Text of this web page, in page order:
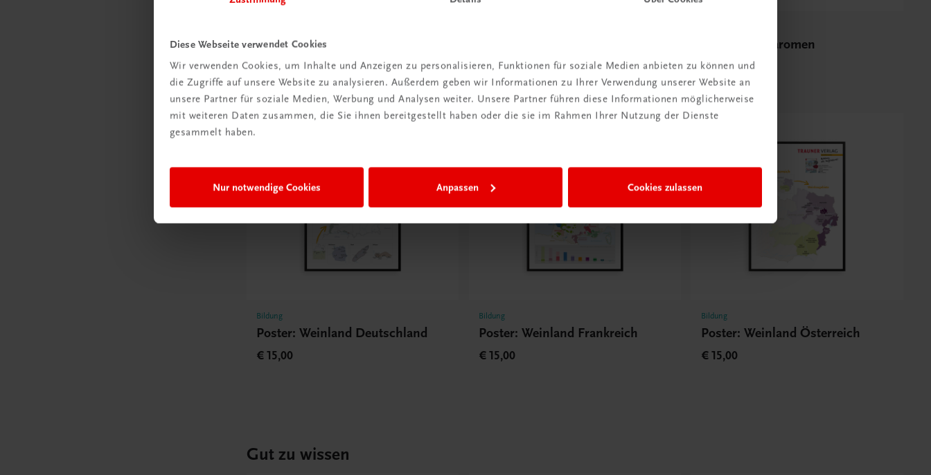
Diese Webseite verwendet Cookies
Wir verwenden Cookies, um Inhalte und Anzeigen zu personalisieren, Funktionen für soziale Medien anbieten zu können und
die Zugriffe auf unsere Website zu analysieren. Außerdem geben wir Informationen zu Ihrer Verwendung unserer Website an
unsere Partner für soziale Medien, Werbung und Analysen weiter. Unsere Partner führen diese Informationen möglicherweise
mit weiteren Daten zusammen, die Sie ihnen bereitgestellt haben oder die sie im Rahmen Ihrer Nutzung der Dienste
gesammelt haben.
Nur notwendige Cookies Anpassen Cookies zulassen
Poster: Kaffeespezialitäten
€ 15,00
Frankreich. Bordeaux, Burgund
€ 15,00
Poster: Weinaromen
€ 15,00
Bildung
Poster: Weinland Deutschland
€ 15,00
Bildung
Poster: Weinland Frankreich
€ 15,00
Bildung
Poster: Weinland Österreich
€ 15,00
Gut zu wissen